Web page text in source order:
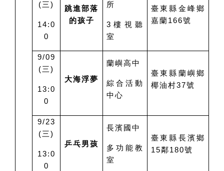
(三)
14:0
0
跳進部落
的孩子
所
3 樓視聽
室
臺東縣金峰鄉
嘉蘭166號
9/09
(三)
13:0
0
大海浮夢
蘭嶼高中
綜合活動
中心
臺東縣蘭嶼鄉
椰油村37號
9/23
(三)
13:0
0
乒乓男孩
長濱國中
多功能教
室
臺東縣長濱鄉
15鄰180號